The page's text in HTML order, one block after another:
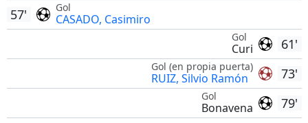
Gol
CASADO, Casimiro
57'
61'
Gol
Curi
73'
Gol (en propia puerta)
RUIZ, Silvio Ramón
79'
Gol
Bonavena